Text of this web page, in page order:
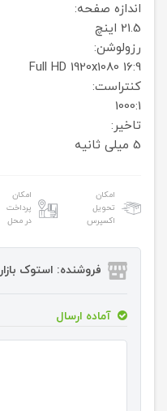
اندازه صفحه:
21.5 اینچ
رزولوشن:
Full HD 1920x1080 16:9
کنتراست:
1000:1
تاخیر:
5 میلی ثانیه
امکان
تحویل
اکسپرس
امکان
پرداخت
در محل
فروشنده: استوک بازار
آماده ارسال